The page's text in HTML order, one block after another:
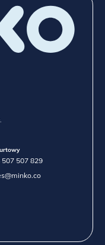
507 507 829